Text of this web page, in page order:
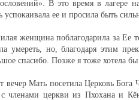
В это время в лагере
успокаивала ее и просила быть
женщина поблагодарила за Ее
умереть, но, благодаря этим
спасибо. Позже я тоже хотела
вечер Мать посетила Церковь Бога
членами церкви из Пхохана и